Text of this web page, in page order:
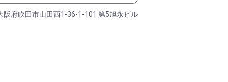
阪府吹田市山田西1-36-1-101 第5旭永ビル